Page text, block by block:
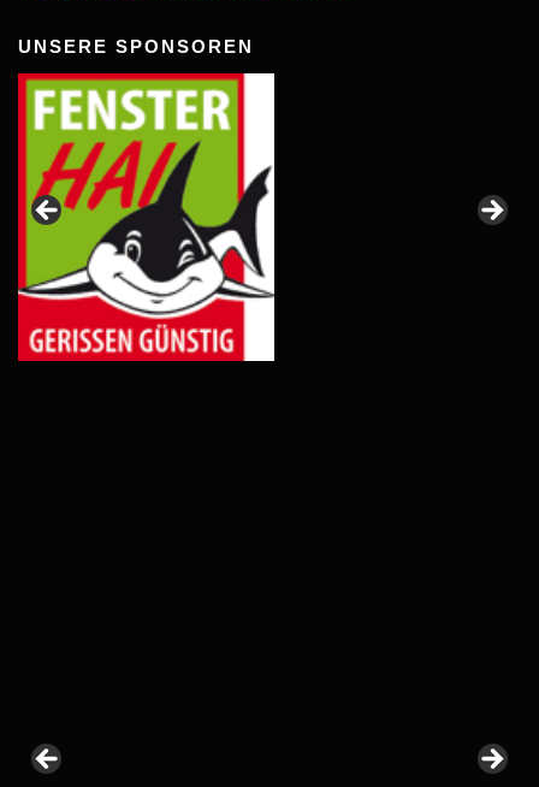
UNSERE SPONSOREN